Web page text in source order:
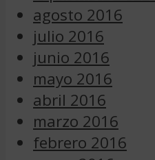
agosto 2016
julio 2016
junio 2016
mayo 2016
abril 2016
marzo 2016
febrero 2016